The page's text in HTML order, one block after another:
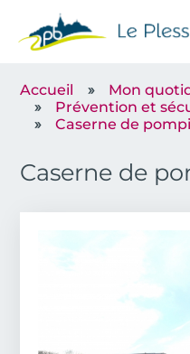
Accueil
Mon
Prévention et
Caserne de
Caserne de